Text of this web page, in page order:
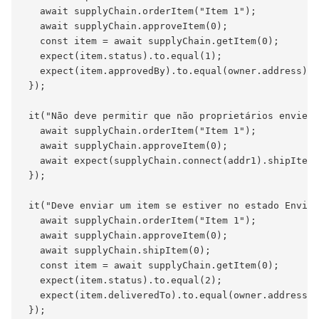
   await supplyChain.orderItem("Item 1");
   await supplyChain.approveItem(0);
   const item = await supplyChain.getItem(0);
   expect(item.status).to.equal(1);
   expect(item.approvedBy).to.equal(owner.address);
});
it("Não deve permitir que não proprietários
   await supplyChain.orderItem("Item 1");
   await supplyChain.approveItem(0);
await
});
it("Deve enviar um item se estiver no estado
   await supplyChain.orderItem("Item 1");
   await supplyChain.approveItem(0);
   await supplyChain.shipItem(0);
   const item = await supplyChain.getItem(0);
   expect(item.status).to.equal(2);
   expect(item.deliveredTo).to.equal(owner.address);
});